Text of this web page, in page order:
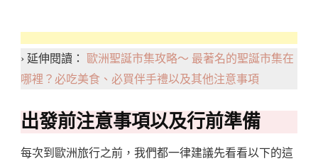
› 延伸閱讀：
歐洲聖誕市集攻略～ 最著名的聖誕市集在
哪裡？必吃美食、必買伴手禮以及其他注意事項
出發前注意事項以及行前準備
每次到歐洲旅行之前，我們都一律建議先看看以下的這